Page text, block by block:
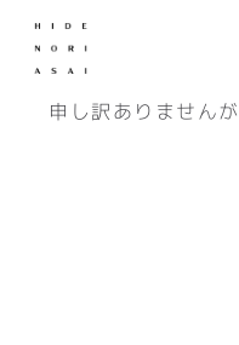
申し訳ありません